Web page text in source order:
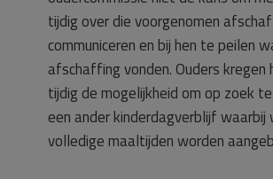
tijdig over die voorgenomen
communiceren en bij hen te peilen
afschaffing vonden. Ouders kregen
tijdig de mogelijkheid om op zoek
een ander kinderdagverblijf
volledige maaltijden worden